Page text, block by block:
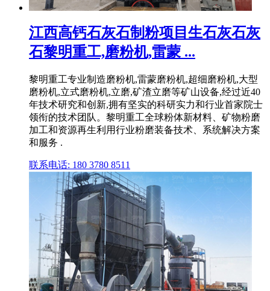
江西高钙石灰石制粉项目生石灰石灰
石黎明重工,磨粉机,雷蒙 ...
黎明重工专业制造磨粉机,雷蒙磨粉机,超细磨粉机,大型
磨粉机,立式磨粉机,立磨,矿渣立磨等矿山设备,经过近40
年技术研究和创新,拥有坚实的科研实力和行业首家院士
领衔的技术团队。黎明重工全球粉体新材料、矿物粉磨
加工和资源再生利用行业粉磨装备技术、系统解决方案
和服务 .
联系电话: 180 3780 8511